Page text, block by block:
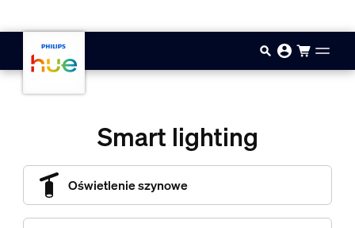
Smart lighting
Oświetlenie szynowe